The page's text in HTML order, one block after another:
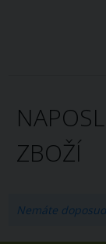
ZBOŽÍ
Nemáte